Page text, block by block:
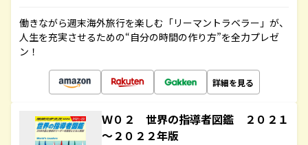
働きながら週末海外旅行を楽しむ「リーマントラベラー」が、
人生を充実させるための“自分の時間の作り方”を全力プレゼ
ン！
詳細を見る
Ｗ０２ 世界の指導者図鑑 ２０２１
～２０２２年版